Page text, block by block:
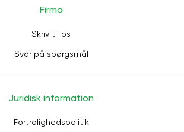
Firma
Skriv til os
Svar på spørgsmål
Juridisk information
Fortrolighedspolitik